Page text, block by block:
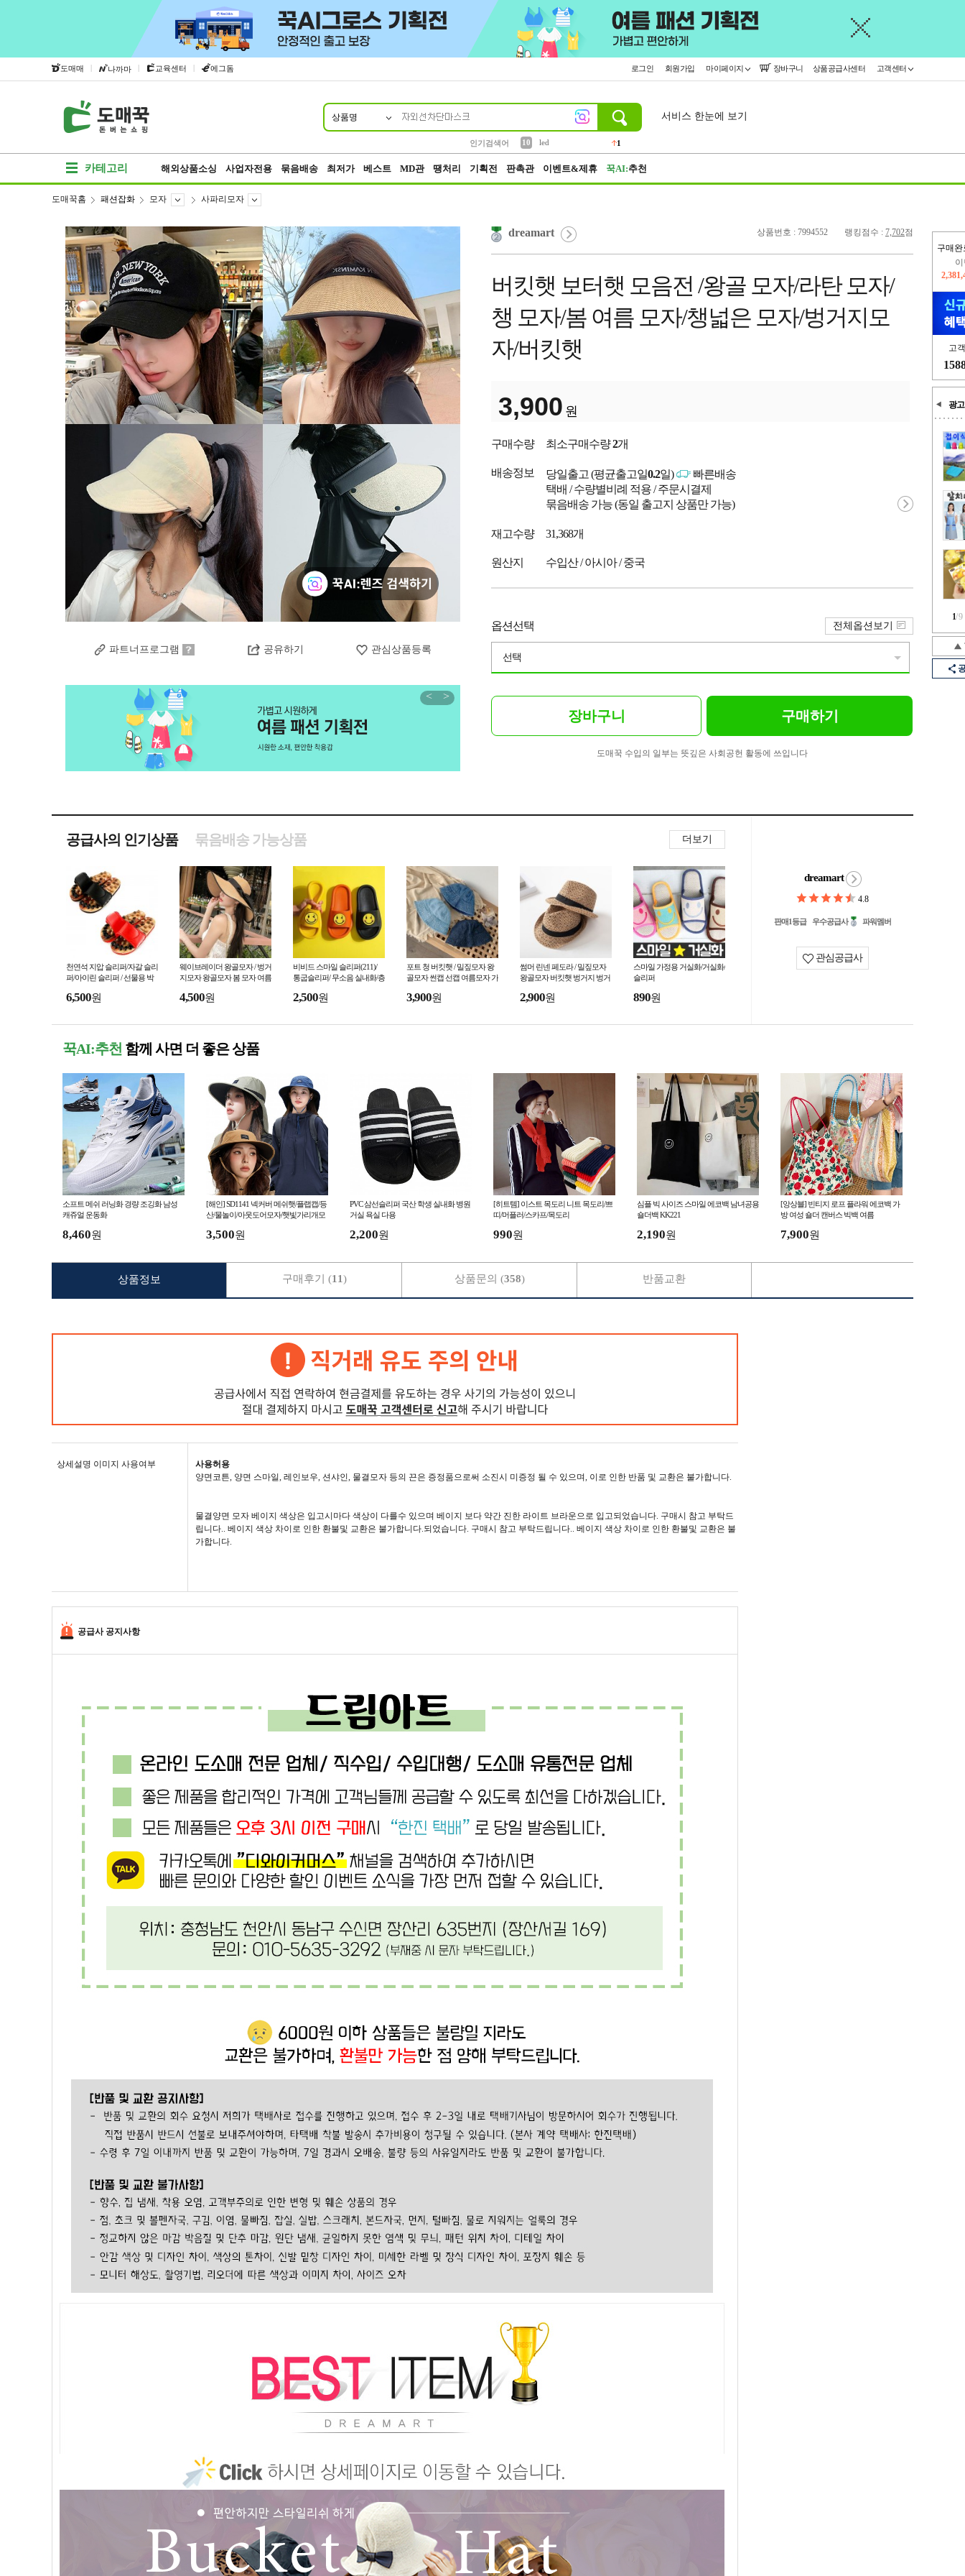
도매매 | 나까마 | 교육센터 | 에그돔 로그인 회원가입 마이페이지 장바구니 상품공급사센터 고객센터
상품명
인기검색어
10
led 1
서비스 한눈에 보기
카테고리 해외상품소싱 사업자전용 묶음배송 최저가 베스트 MD관 땡처리 기획전 판촉관 이벤트&제휴 꾹AI:추천
구매완
고
광고
1/9
도매꾹홈 패션잡화 모자 사파리모자
파트너프로그램 공유하기 관심상품등록
< >
상품번호 : 7994552 랭킹점수 : 7,702점
dreamart
버킷햇 보터햇 모음전 /왕골 모자/라탄 모자/
챙 모자/봄 여름 모자/챙넓은 모자/벙거지모
자/버킷햇
3,900 원
구매수량 최소구매수량2개
배송정보 당일출고 (평균출고일0.2일)
빠른배송
택배 / 수량별비례 적용 / 주문시결제
묶음배송 가능 (동일 출고지 상품만 가능)
재고수량 31,368개
원산지 수입산 / 아시아 / 중국
옵션선택
선택
전체옵션보기
장바구니 구매하기
도매꾹 수입의 일부는 뜻깊은 사회공헌 활동에 쓰입니다
공급사의 인기상품 더보기
묶음배송 가능상품
천연석 지압 슬리퍼/자갈 슬리
퍼/아이린 슬리퍼 / 선물용 박
6,500원
웨이브레이더 왕골모자 / 벙거
지모자 왕골모자 봄 모자 여름
4,500원
비비드 스마일 슬리퍼(211)/
통굽슬리퍼/ 무소음 실내화/층
지 욕실화
2,500원
포트 청 버킷햇 / 밀짚모자 왕
골모자 썬캡 선캡 여름모자 가
3,900원
썸머 린넨 페도라 / 밀짚모자
왕골모자 버킷햇 벙거지 벙거
바다 바캉스
2,900원
스마일 가정용 거실화/거실화/
슬리퍼
890원
dreamart
4.8
판매1등급 우수공급사 파워멤버
관심공급사
꾹AI:추천 함께 사면 더 좋은 상품
소프트 메쉬 러닝화 경량 조깅화 남성
캐쥬얼 운동화
8,460원
[해인] SD1141 넥커버 메쉬햇/플랩캡/등
산/물놀이/아웃도어모자/햇빛가리개모
3,500원
PVC 삼선슬리퍼 국산 학생 실내화 병원
거실 욕실 다용
2,200원
[히트템] 이스트 목도리 니트 목도리/쁘
띠/머플러/스카프/목도리
990원
심플 빅 사이즈 스마일 에코백 남녀공용
숄더백 KK221
2,190원
[앙상블] 빈티지 로프 플라워 에코백 가
방 여성 숄더 캔버스 빅백 여름
7,900원
상세설명 이미지 사용여부
사용허용
양면코튼, 양면 스마일, 레인보우, 션샤인, 물결모자 등의 끈은 증정품으로써 소진시 미증정 될 수 있으며, 이로 인한 반품 및 교환은 불가합니다.
물결양면 모자 베이지 색상은 입고시마다 색상이 다를수 있으며 베이지 보다 약간 진한 라이트 브라운으로 입고되었습니다. 구매시 참고 부탁드
립니다.. 베이지 색상 차이로 인한 환불및 교환은 불가합니다.되었습니다. 구매시 참고 부탁드립니다.. 베이지 색상 차이로 인한 환불및 교환은 불
가합니다.
공급사 공지사항
상품정보 구매후기 (11) 상품문의 (358) 반품교환